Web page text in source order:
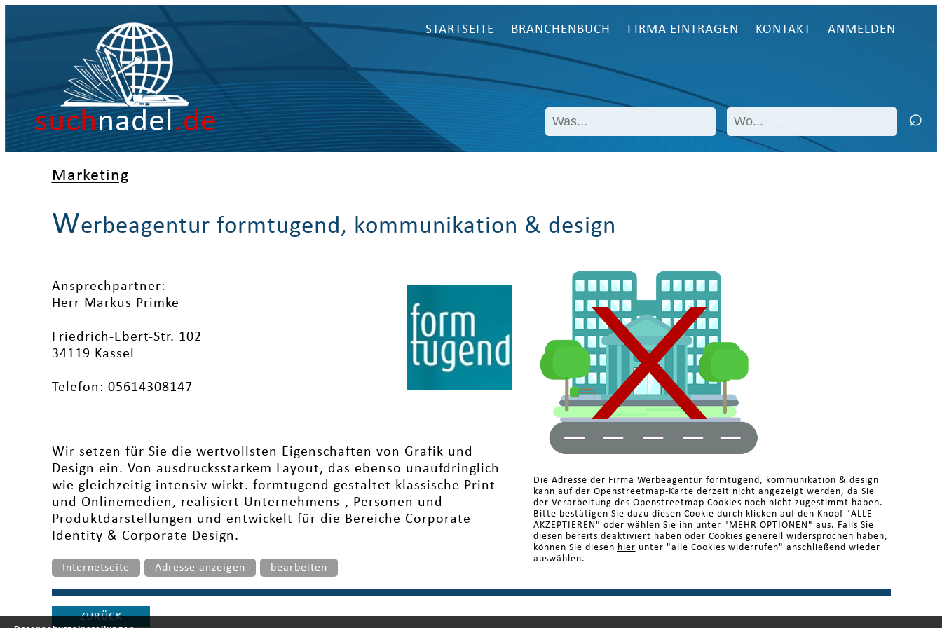
suchnadel.de
STARTSEITE BRANCHENBUCH FIRMA EINTRAGEN KONTAKT ANMELDEN
Marketing
Werbeagentur formtugend, kommunikation & design
Ansprechpartner:
Herr Markus Primke
Friedrich-Ebert-Str. 102
34119 Kassel
Telefon: 05614308147
Wir setzen für Sie die wertvollsten Eigenschaften von Grafik und
Design ein. Von ausdrucksstarkem Layout, das ebenso unaufdringlich
wie gleichzeitig intensiv wirkt. formtugend gestaltet klassische Print-
und Onlinemedien, realisiert Unternehmens-, Personen und
Produktdarstellungen und entwickelt für die Bereiche Corporate
Identity & Corporate Design.
Internetseite Adresse anzeigen bearbeiten
Die Adresse der Firma Werbeagentur formtugend, kommunikation & design
kann auf der Openstreetmap-Karte derzeit nicht angezeigt werden, da Sie
der Verarbeitung des Openstreetmap Cookies noch nicht zugestimmt haben.
Bitte bestätigen Sie dazu diesen Cookie durch klicken auf den Knopf "ALLE
AKZEPTIEREN" oder wählen Sie ihn unter "MEHR OPTIONEN" aus. Falls Sie
diesen bereits deaktiviert haben oder Cookies generell widersprochen haben,
können Sie diesen hier unter "alle Cookies widerrufen" anschließend wieder
auswählen.
ZURÜCK